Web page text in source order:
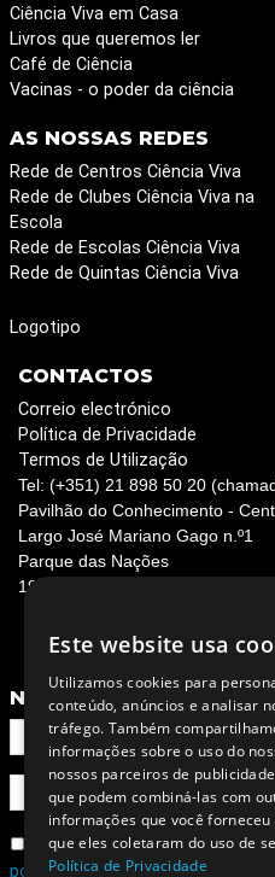
Ciência Viva em Casa
Livros que queremos ler
Café de Ciência
Vacinas - o poder da ciência
AS NOSSAS REDES
Rede de Centros Ciência Viva
Rede de Clubes Ciência Viva na
Escola
Rede de Escolas Ciência Viva
Rede de Quintas Ciência Viva
Logotipo
CONTACTOS
Correio electrónico
Política de Privacidade
Termos de Utilização
Tel: (+351) 21 898 50 20
Pavilhão do Conhecimento -
Largo José Mariano Gago n.º1
Parque das Nações
1990-073 Lisboa, Portugal
NEWSLETTER
Concordo com a
política de privacidade e de
Este website usa
Utilizamos cookies para
conteúdo, anúncios e analisar
tráfego. Também
informações sobre o uso do
nossos parceiros de
que podem combiná-las com
informações que você forneceu
que eles coletaram do uso de
Política de Privacidade